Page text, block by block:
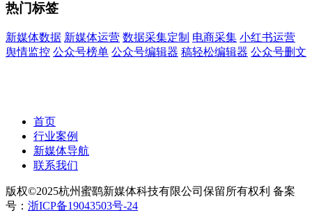
热门标签
新媒体数据 新媒体运营 数据采集定制 电商采集 小红书运营
舆情监控 公众号榜单 公众号编辑器 稿轻松编辑器 公众号删文
首页
行业案例
新媒体导航
联系我们
版权©2025杭州蜜鹞新媒体科技有限公司保留所有权利 备案
号： 浙ICP备19043503号-24